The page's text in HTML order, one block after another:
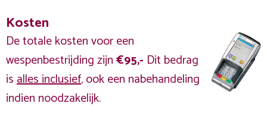
Kosten
De totale kosten voor een
wespenbestrijding zijn€95,- Dit bedrag
isalles inclusief, ook een nabehandeling
indien noodzakelijk.